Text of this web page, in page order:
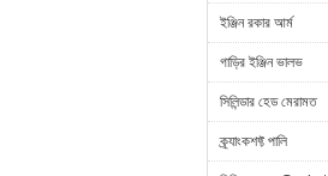
ইঞ্জিন রকার আর্ম
গাড়ির ইঞ্জিন ভালভ
সিলিন্ডার হেড মেরামত
ক্র্যাংকশফ্ট পালি